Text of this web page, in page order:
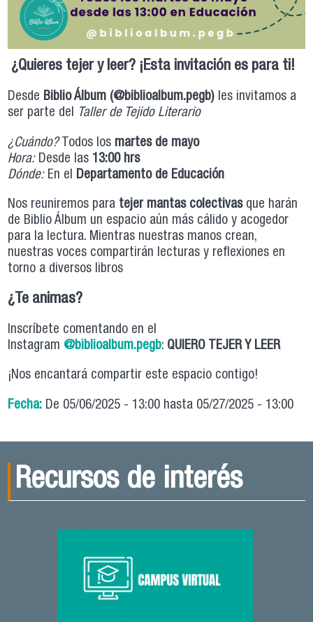
¿Quieres tejer y leer? ¡Esta invitación es para ti!
Desde Biblio Álbum (@biblioalbum.pegb) les invitamos a
ser parte del Taller de Tejido Literario
¿Cuándo?Todos los martes de mayo
Hora:Desde las 13:00 hrs
Dónde:En el Departamento de Educación
Nos reuniremos para tejer mantas colectivasque harán
de Biblio Álbum un espacio aún más cálido y acogedor
para la lectura. Mientras nuestras manos crean,
nuestras voces compartirán lecturas y reflexiones en
torno a diversos libros
¿Te animas?
Inscríbete comentando en el
Instagram @biblioalbum.pegb: QUIERO TEJER Y LEER
¡Nos encantará compartir este espacio contigo!
Fecha: De 05/06/2025 - 13:00 hasta 05/27/2025 - 13:00
Recursos de interés